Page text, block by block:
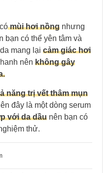
mùi hơi nồng nhưng
bạn có thể yên tâm và
mang lại cảm giác hơi
nên không gây
năng trị vết thâm mụn
đây là một dòng serum
với da dầu nên bạn có
thử.